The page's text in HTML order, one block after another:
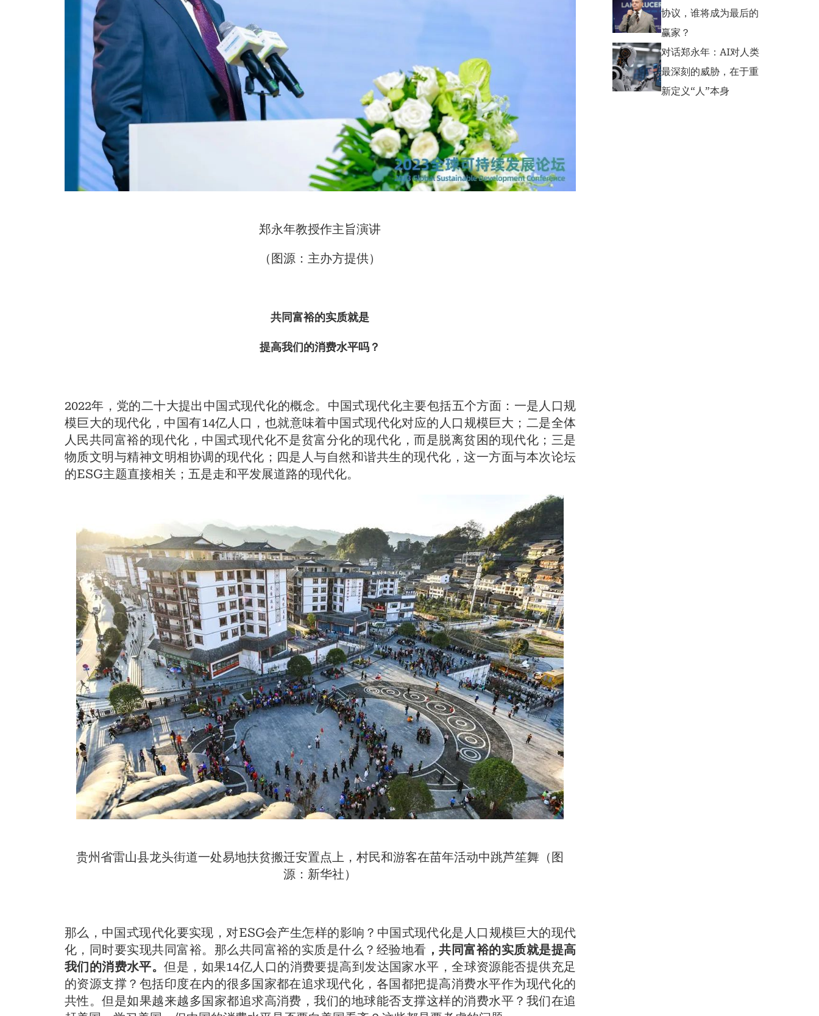
郑永年教授作主旨演讲
（图源：主办方提供）
共同富裕的实质就是
提高我们的消费水平吗？
2022年，党的二十大提出中国式现代化的概念。中国式现代化主要包括五个方面：一是人口规
模巨大的现代化，中国有14亿人口，也就意味着中国式现代化对应的人口规模巨大；二是全体
人民共同富裕的现代化，中国式现代化不是贫富分化的现代化，而是脱离贫困的现代化；三是
物质文明与精神文明相协调的现代化；四是人与自然和谐共生的现代化，这一方面与本次论坛
的ESG主题直接相关；五是走和平发展道路的现代化。
贵州省雷山县龙头街道一处易地扶贫搬迁安置点上，村民和游客在苗年活动中跳芦笙舞（图
源：新华社）
那么，中国式现代化要实现，对ESG会产生怎样的影响？中国式现代化是人口规模巨大的现代
化，同时要实现共同富裕。那么共同富裕的实质是什么？经验地看 ，共同富裕的实质就是提高
我们的消费水平。但是，如果14亿人口的消费要提高到发达国家水平，全球资源能否提供充足
的资源支撑？包括印度在内的很多国家都在追求现代化，各国都把提高消费水平作为现代化的
共性。但是如果越来越多国家都追求高消费，我们的地球能否支撑这样的消费水平？我们在追
协议，谁将成为最后的
赢家？
对话郑永年：AI对人类
最深刻的威胁，在于重
新定义“人”本身